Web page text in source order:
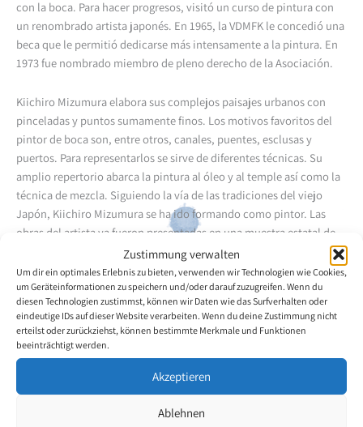
Zustimmung verwalten
Um dir ein optimales Erlebnis zu bieten, verwenden wir Technologien wie Cookies,
um Geräteinformationen zu speichern und/oder darauf zuzugreifen. Wenn du
diesen Technologien zustimmst, können wir Daten wie das Surfverhalten oder
eindeutige IDs auf dieser Website verarbeiten. Wenn du deine Zustimmung nicht
erteilst oder zurückziehst, können bestimmte Merkmale und Funktionen
beeinträchtigt werden.
Akzeptieren
Ablehnen
con la boca. Para hacer progresos, visitó un curso de pintura con
un renombrado artista japonés. En 1965, la VDMFK le concedió una
beca que le permitió dedicarse más intensamente a la pintura. En
1973 fue nombrado miembro de pleno derecho de la Asociación.
Kiichiro Mizumura elabora sus complejos paisajes urbanos con
pinceladas y puntos sumamente finos. Los motivos favoritos del
pintor de boca son, entre otros, canales, puentes, esclusas y
puertos. Para representarlos se sirve de diferentes técnicas. Su
amplio repertorio abarca la pintura al óleo y al temple así como la
técnica de mezcla. Siguiendo la vía de las tradiciones del viejo
Japón, Kiichiro Mizumura se ha ido formando como pintor. Las
obras del artista ya fueron presentadas en una muestra estatal de
arte en el "Art Museum" de Tokio. Asimismo ha participado ya en
numerosas exposiciones en todo el mundo.
Volver a la descripción general del artista